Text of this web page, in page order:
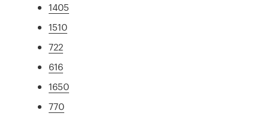
1405
1510
722
616
1650
770